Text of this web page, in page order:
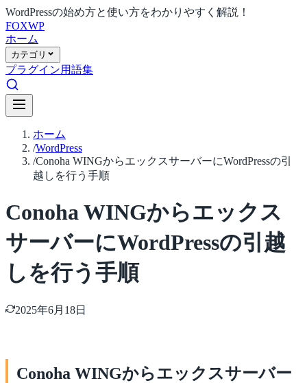
WordPressの始め方と使い方をわかりやすく解説！
FOXWP
ホーム
カテゴリ
プラグイン用語集
ホーム
/WordPress
/Conoha WINGからエックスサーバーにWordPressの引
越しを行う手順
Conoha WINGからエックス
サーバーにWordPressの引越
しを行う手順
2025年6月18日
Conoha WINGからエックスサーバー